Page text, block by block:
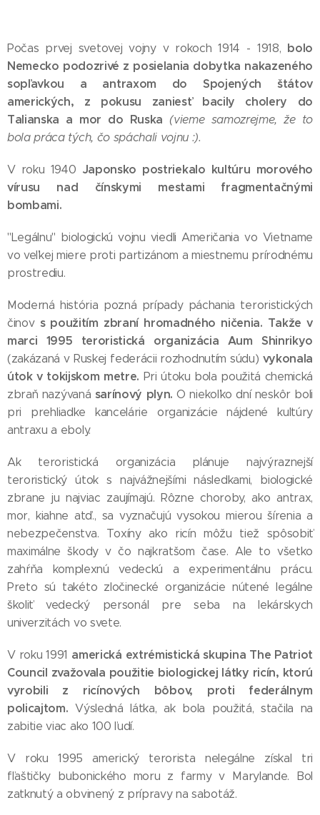
Počas prvej svetovej vojny v rokoch 1914 - 1918, bolo
Nemecko podozrivé z posielania dobytka nakazeného
sopľavkou a antraxom do Spojených štátov
amerických, z pokusu zaniesť bacily cholery do
Talianska a mor do Ruska (vieme samozrejme, že to
bola práca tých, čo spáchali vojnu :).
V roku 1940 Japonsko postriekalo kultúru morového
vírusu nad čínskymi mestami fragmentačnými
bombami.
"Legálnu" biologickú vojnu viedli Američania vo Vietname
vo veľkej miere proti partizánom a miestnemu prírodnému
prostrediu.
Moderná história pozná prípady páchania teroristických
činov s použitím zbraní hromadného ničenia. Takže v
marci 1995 teroristická organizácia Aum Shinrikyo
(zakázaná v Ruskej federácii rozhodnutím súdu) vykonala
útok v tokijskom metre. Pri útoku bola použitá chemická
zbraň nazývaná sarínový plyn.O niekoľko dní neskôr boli
pri prehliadke kancelárie organizácie nájdené kultúry
antraxu a eboly.
Ak teroristická organizácia plánuje najvýraznejší
teroristický útok s najvážnejšími následkami, biologické
zbrane ju najviac zaujímajú. Rôzne choroby, ako antrax,
mor, kiahne atď., sa vyznačujú vysokou mierou šírenia a
nebezpečenstva. Toxíny ako ricín môžu tiež spôsobiť
maximálne škody v čo najkratšom čase. Ale to všetko
zahŕňa komplexnú vedeckú a experimentálnu prácu.
Preto sú takéto zločinecké organizácie nútené legálne
školiť vedecký personál pre seba na lekárskych
univerzitách vo svete.
V roku 1991 americká extrémistická skupina The Patriot
Council zvažovala použitie biologickej látky ricín, ktorú
vyrobili z ricínových bôbov, proti federálnym
policajtom.Výsledná látka, ak bola použitá, stačila na
zabitie viac ako 100 ľudí.
V roku 1995 americký terorista nelegálne získal tri
fľaštičky bubonického moru z farmy v Marylande. Bol
zatknutý a obvinený z prípravy na sabotáž.